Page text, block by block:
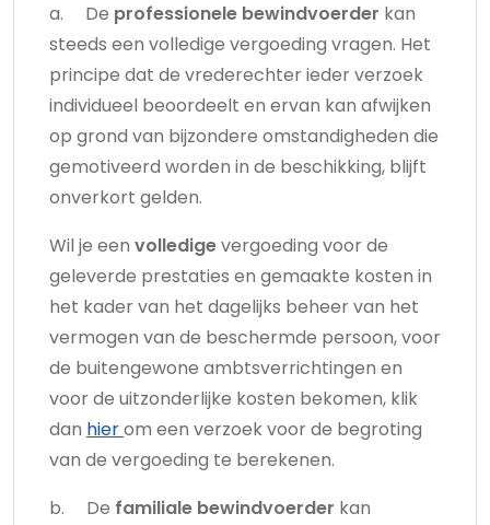
a. De professionele bewindvoerder kan
steeds een volledige vergoeding vragen. Het
principe dat de vrederechter ieder verzoek
individueel beoordeelt en ervan kan afwijken
op grond van bijzondere omstandigheden die
gemotiveerd worden in de beschikking, blijft
onverkort gelden.
Wil je een volledigevergoeding voor de
geleverde prestaties en gemaakte kosten in
het kader van het dagelijks beheer van het
vermogen van de beschermde persoon, voor
de buitengewone ambtsverrichtingen en
voor de uitzonderlijke kosten bekomen, klik
dan hierom een verzoek voor de begroting
van de vergoeding te berekenen.
b. De familiale bewindvoerder kan